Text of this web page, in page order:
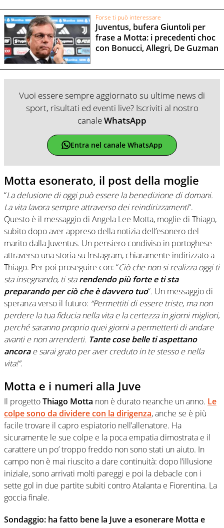
Forse ti può interessare
Juventus, bufera Giuntoli per
frase a Motta: i precedenti choc
con Bonucci, Allegri, De Guzman
Vuoi essere sempre aggiornato su ultime news di
sport, risultati ed eventi live? Iscriviti al nostro
canaleWhatsApp
Entra nel canale WhatsApp
Motta esonerato, il post della moglie
“La delusione di oggi può essere la benedizione di domani.
La vita lavora sempre attraverso dei reindirizzamenti“.
Questo è il messaggio di Angela Lee Motta, moglie di Thiago,
subito dopo aver appreso della notizia dell’esonero del
marito dalla Juventus. Un pensiero condiviso in portoghese
attraverso una storia su Instagram, chiaramente indirizzato a
Thiago. Per poi proseguire con: “Ciò che non si realizza oggi ti
sta insegnando, ti sta rendendo più forte e ti sta
preparando per ciò che è davvero tuo“. Un messaggio di
speranza verso il futuro: “Permettiti di essere triste, ma non
perdere la tua fiducia nella vita e la certezza in giorni migliori,
perché saranno proprio quei giorni a permetterti di andare
avanti e non arrenderti. Tante cose belle ti aspettano
ancorae sarai grato per aver creduto in te stesso e nella
vita!”.
Motta e i numeri alla Juve
Il progettoThiago Motta non è durato neanche un anno. Le
colpe sono da dividere con la dirigenza, anche se è più
facile trovare il capro espiatorio nell’allenatore. Ha
sicuramente le sue colpe e la poca empatia dimostrata e il
carattere un po’ troppo freddo non sono stati un aiuto. In
campo non è mai riuscito a dare continuità: dopo l’illusione
iniziale, sono arrivati molti pareggi e poi la debacle con i
sette gol in due partite subiti contro Atalanta e Fiorentina. La
goccia finale.
Sondaggio: ha fatto bene la Juve a esonerare Motta e